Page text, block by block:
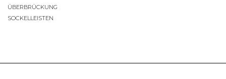
ÜBERBRÜCKUNG
SOCKELLEISTEN